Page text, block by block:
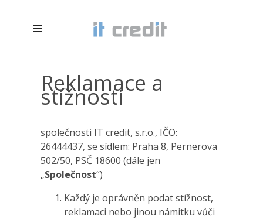
Reklamace a
stížnosti
společnosti IT credit, s.r.o., IČO:
26444437, se sídlem: Praha 8, Pernerova
502/50, PSČ 18600 (dále jen
„Společnost“)
Každý je oprávněn podat stížnost,
reklamaci nebo jinou námitku vůči